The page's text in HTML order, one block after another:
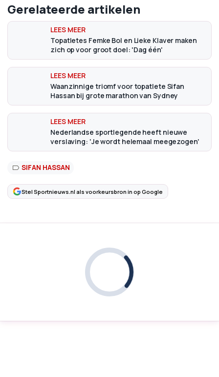
Gerelateerde artikelen
Topatletes Femke Bol en Lieke Klaver maken
zich op voor groot doel: 'Dag één'
Waanzinnige triomf voor topatlete Sifan
Hassan bij grote marathon van Sydney
Nederlandse sportlegende heeft nieuwe
verslaving: 'Je wordt helemaal meegezogen'
SIFAN HASSAN
Stel Sportnieuws.nl als voorkeursbron in op Google